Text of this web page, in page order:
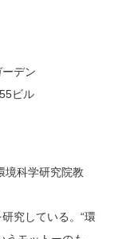
デン
ビル
境科学研究院教
究している。“環